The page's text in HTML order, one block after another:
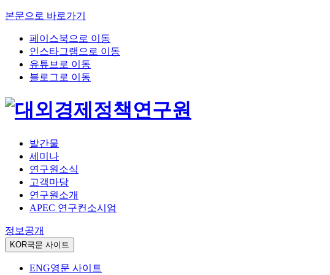
본문으로 바로가기
페이스북으로 이동
인스타그램으로 이동
유튜브로 이동
블로그로 이동
발간물
세미나
연구원소식
고객마당
연구원소개
APEC 연구컨소시엄
정보공개
KOR국문 사이트
ENG영문 사이트